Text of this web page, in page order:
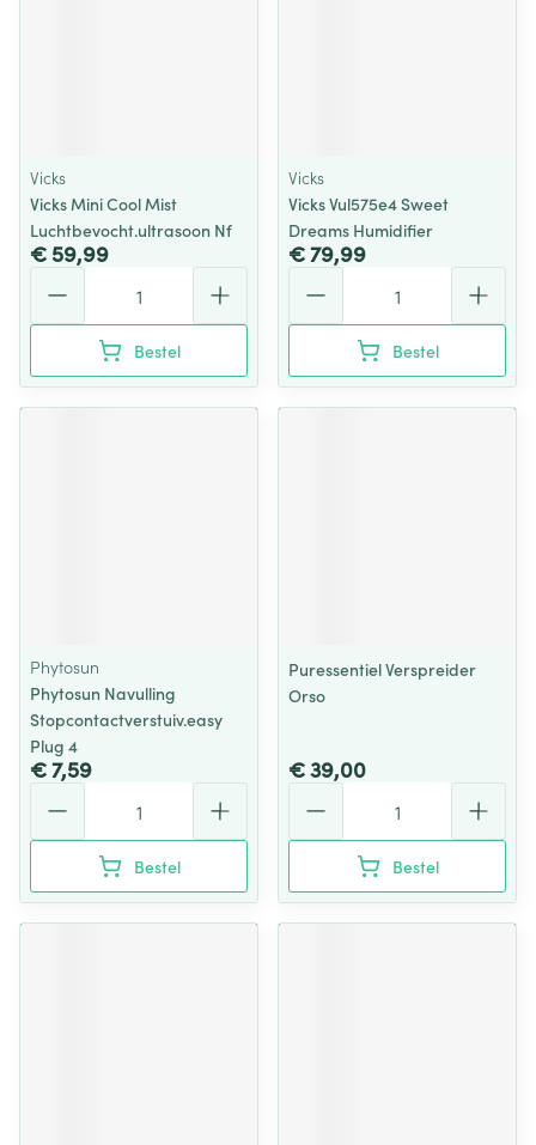
Vicks
Vicks Mini Cool Mist
Luchtbevocht.ultrasoon Nf
€ 59,99
Bestel
Vicks
Vicks Vul575e4 Sweet
Dreams Humidifier
€ 79,99
Bestel
Phytosun
Phytosun Navulling
Stopcontactverstuiv.easy
Plug 4
€ 7,59
Bestel
Puressentiel Verspreider
Orso
€ 39,00
Bestel